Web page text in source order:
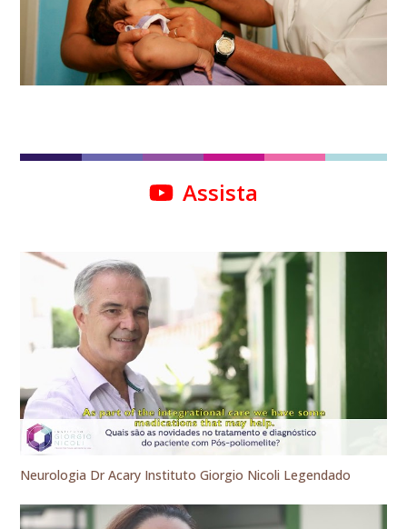
Assista
Neurologia Dr Acary Instituto Giorgio Nicoli Legendado